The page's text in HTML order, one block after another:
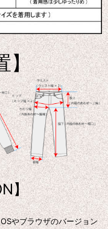
】
】
やブラウザのバージョン